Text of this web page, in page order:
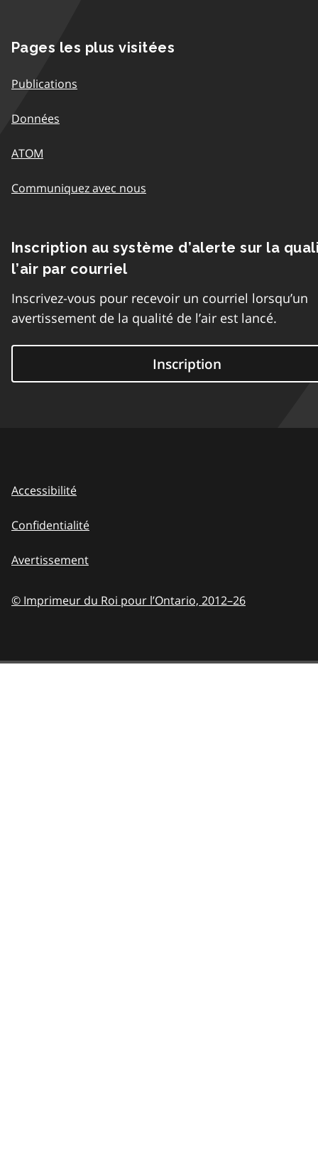
Pages les plus visitées
Publications
Données
ATOM
Communiquez avec nous
Inscription au système d’alerte sur la
l’air par courriel
Inscrivez-vous pour recevoir un courriel lorsqu’un
avertissement de la qualité de l’air est lancé.
Inscription
Accessibilité
Confidentialité
Avertissement
© Imprimeur du Roi pour l’Ontario, 2012–26